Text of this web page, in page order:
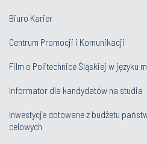
Biuro Karier
Centrum Promocji i Komunikacji
Film o Politechnice Śląskiej w języku
Informator dla kandydatów na studia
Inwestycje dotowane z budżetu
celowych